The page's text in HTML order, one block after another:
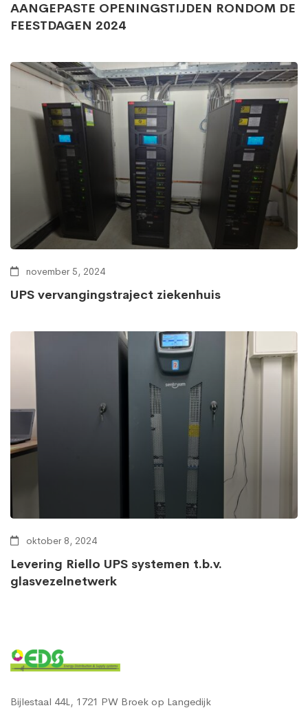
AANGEPASTE OPENINGSTIJDEN RONDOM DE
FEESTDAGEN 2024
november 5, 2024
UPS vervangingstraject ziekenhuis
oktober 8, 2024
Levering Riello UPS systemen t.b.v.
glasvezelnetwerk
Bijlestaal 44L, 1721 PW Broek op Langedijk